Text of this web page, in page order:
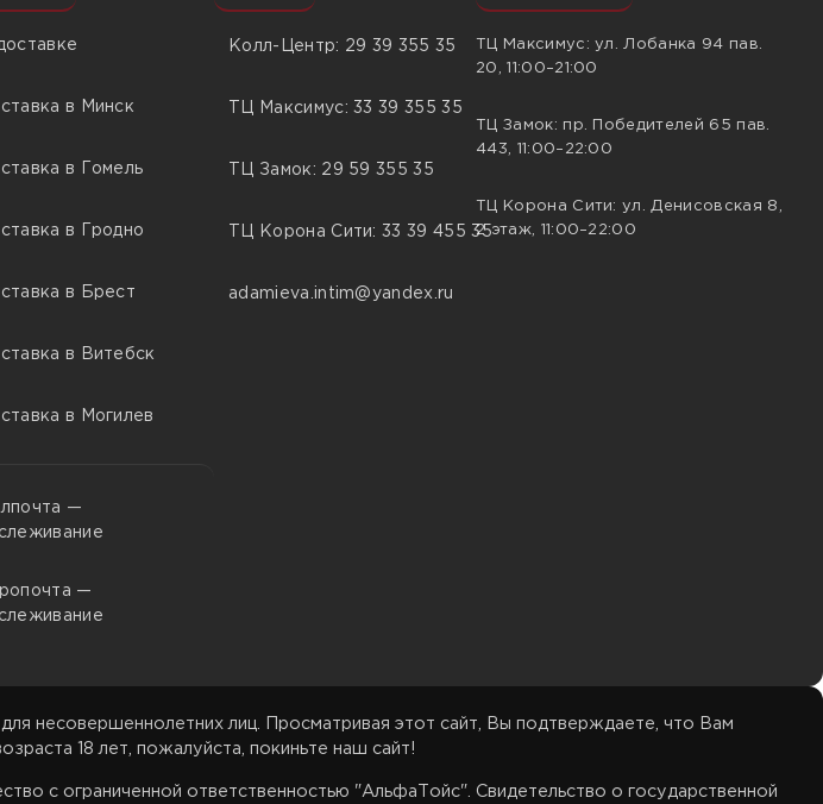
в Минск
в Гомель
в Гродно
в Брест
в Витебск
в Могилев
—
—
Колл-Центр: 29 39 355 35
ТЦ Максимус: 33 39 355 35
ТЦ Замок: 29 59 355 35
ТЦ Корона Сити: 33 39 455 35
adamieva.intim@yandex.ru
ТЦ Максимус: ул. Лобанка 94 пав.
20, 11:00–21:00
ТЦ Замок: пр. Победителей 65 пав.
443, 11:00–22:00
ТЦ Корона Сити: ул. Денисовская 8,
2 этаж, 11:00–22:00
несовершеннолетних лиц. Просматривая этот сайт, Вы подтверждаете, что Вам
18 лет, пожалуйста, покиньте наш сайт!
с ограниченной ответственностью "АльфаТойс". Свидетельство о государственной